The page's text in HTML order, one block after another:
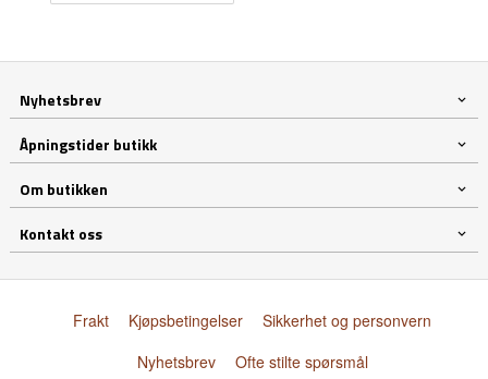
Nyhetsbrev
Åpningstider butikk
Om butikken
Kontakt oss
Frakt Kjøpsbetingelser
Sikkerhet og personvern
Nyhetsbrev
Ofte stilte spørsmål